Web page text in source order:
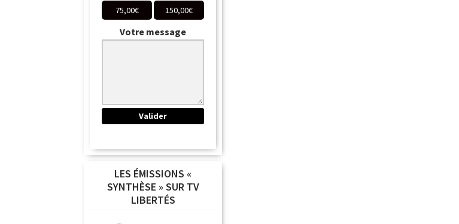
75,00€ 150,00€
Votre message
LES ÉMISSIONS «
SYNTHÈSE » SUR TV
LIBERTÉS